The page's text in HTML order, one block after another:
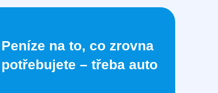
Peníze na to, co zrovna
potřebujete – třeba auto